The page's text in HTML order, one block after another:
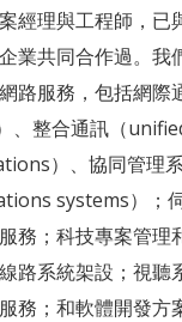
經理與工程師，已
業共同合作過。我
路服務，包括網際
、整合通訊（
）、協同管理
systems）；
務；科技專案管理
路系統架設；視聽
務；和軟體開發方